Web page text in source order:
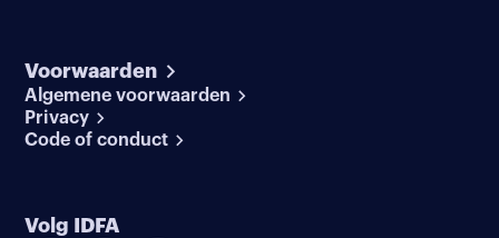
Voorwaarden
Algemene voorwaarden
Privacy
Code of conduct
Volg IDFA